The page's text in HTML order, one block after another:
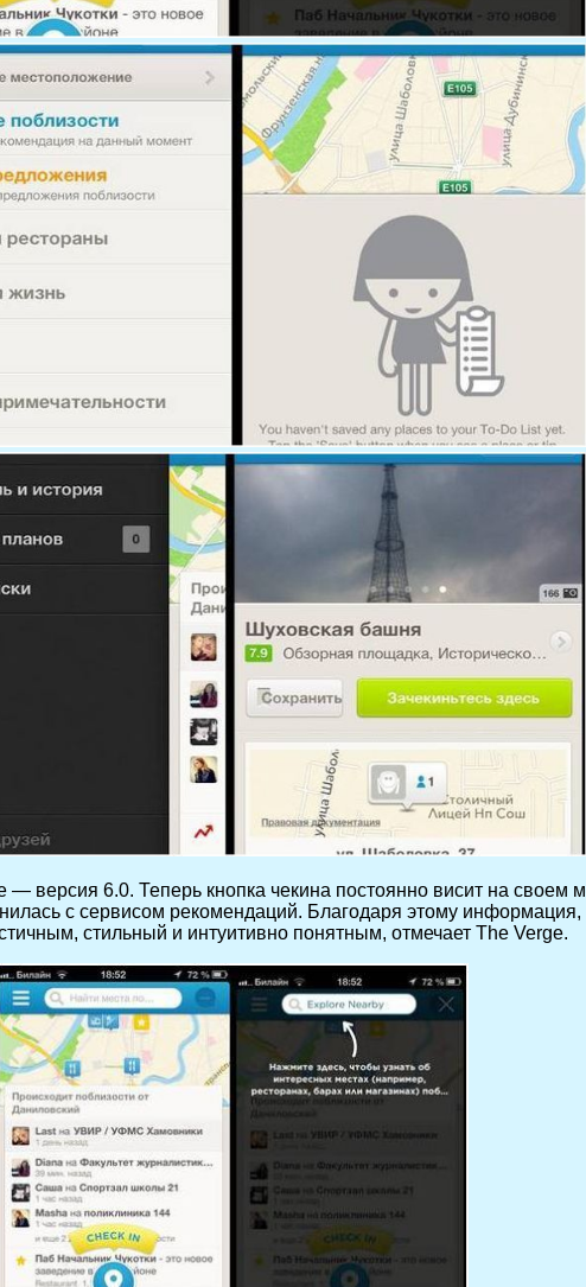
— версия 6.0. Теперь кнопка чекина постоянно висит на своем
с сервисом рекомендаций. Благодаря этому
стильный и интуитивно понятным, отмечает The Verge.